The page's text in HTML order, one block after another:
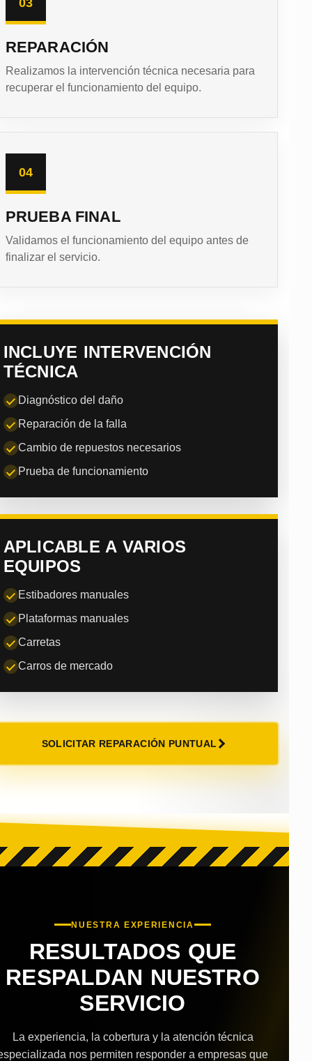
REPARACIÓN
Realizamos la intervención técnica necesaria para
recuperar el funcionamiento del equipo.
04
PRUEBA FINAL
Validamos el funcionamiento del equipo antes de
finalizar el servicio.
INCLUYE INTERVENCIÓN
TÉCNICA
Diagnóstico del daño
Reparación de la falla
Cambio de repuestos necesarios
Prueba de funcionamiento
APLICABLE A VARIOS
EQUIPOS
Estibadores manuales
Plataformas manuales
Carretas
Carros de mercado
SOLICITAR REPARACIÓN PUNTUAL
NUESTRA EXPERIENCIA
RESULTADOS QUE
RESPALDAN NUESTRO
SERVICIO
La experiencia, la cobertura y la atención técnica
nos permiten responder a empresas que